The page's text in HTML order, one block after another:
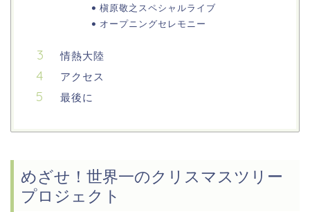
槇原敬之スペシャルライブ
オープニングセレモニー
情熱大陸
アクセス
最後に
めざせ！世界一のクリスマスツリー
プロジェクト